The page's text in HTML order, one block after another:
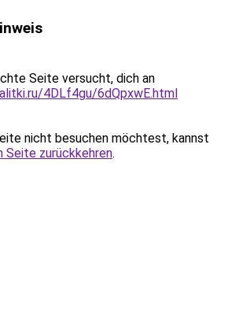
Seite versucht, dich an
4DLf4gu/6dQpxwE.html
nicht besuchen möchtest, kannst
Seite zurückkehren.